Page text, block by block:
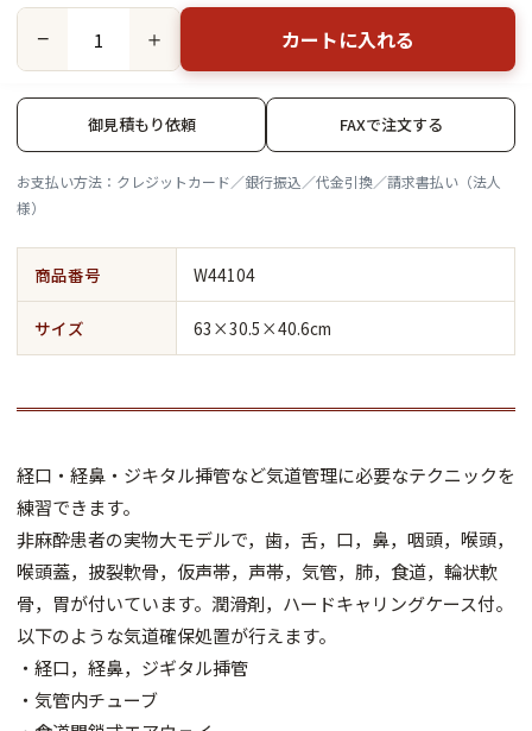
− ＋ カートに入れる
御見積もり依頼 FAXで注文する
お支払い方法：クレジットカード／銀行振込／代金引換／請求書払い（法人
様）
商品番号 W44104
サイズ 63×30.5×40.6cm
経口・経鼻・ジキタル挿管など気道管理に必要なテクニックを
練習できます。
非麻酔患者の実物大モデルで，歯，舌，口，鼻，咽頭，喉頭，
喉頭蓋，披裂軟骨，仮声帯，声帯，気管，肺，食道，輪状軟
骨，胃が付いています。潤滑剤，ハードキャリングケース付。
以下のような気道確保処置が行えます。
・経口，経鼻，ジギタル挿管
・気管内チューブ